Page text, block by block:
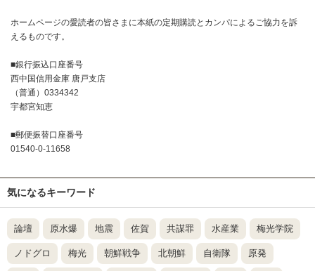
ホームページの愛読者の皆さまに本紙の定期購読とカンパによるご協力を訴
えるものです。
■銀行振込口座番号
西中国信用金庫 唐戸支店
（普通）0334342
宇都宮知恵
■郵便振替口座番号
01540-0-11658
気になるキーワード
論壇 原水爆 地震 佐賀 共謀罪 水産業 梅光学院
ノドグロ 梅光 朝鮮戦争 北朝鮮 自衛隊 原発